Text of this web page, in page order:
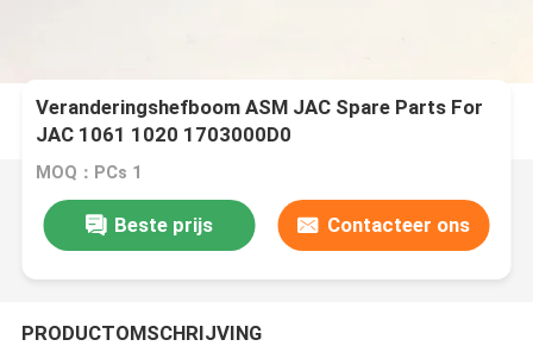
Veranderingshefboom ASM JAC Spare Parts For
JAC 1061 1020 1703000D0
MOQ：PCs 1
Beste prijs Contacteer ons
PRODUCTOMSCHRIJVING